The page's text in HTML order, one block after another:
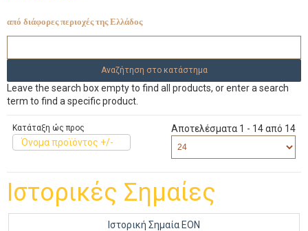
από διάφορες περιοχές της Ελλάδος
Leave the search box empty to find all products, or enter a search
term to find a specific product.
Κατάταξη ώς προς
Όνομα προϊόντος +/-
Αποτελέσματα 1 - 14 από 14
Ιστορικές Σημαίες
Ιστορική Σημαία ΕΟΝ